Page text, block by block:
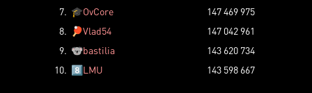
7. 🎓OvCore
147 469 975
8.
🏓Vlad54
147 042 961
9. 🐨bastilia
143 620 734
10. 8️⃣LMU 143 598 667